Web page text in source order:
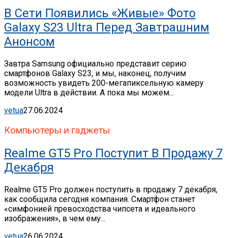
В Сети Появились «живые» Фото
Galaxy S23 Ultra Перед Завтрашним
Анонсом
Завтра Samsung официально представит серию
смартфонов Galaxy S23, и мы, наконец, получим
возможность увидеть 200-мегапиксельную камеру
модели Ultra в действии. А пока мы можем...
vetua27.06.2024
Компьютеры и гаджеты
Realme GT5 Pro Поступит В Продажу 7
Декабря
Realme GT5 Pro должен поступить в продажу 7 декабря,
как сообщила сегодня компания. Смартфон станет
«симфонией превосходства чипсета и идеального
изображения», в чем ему...
vetua26.06.2024